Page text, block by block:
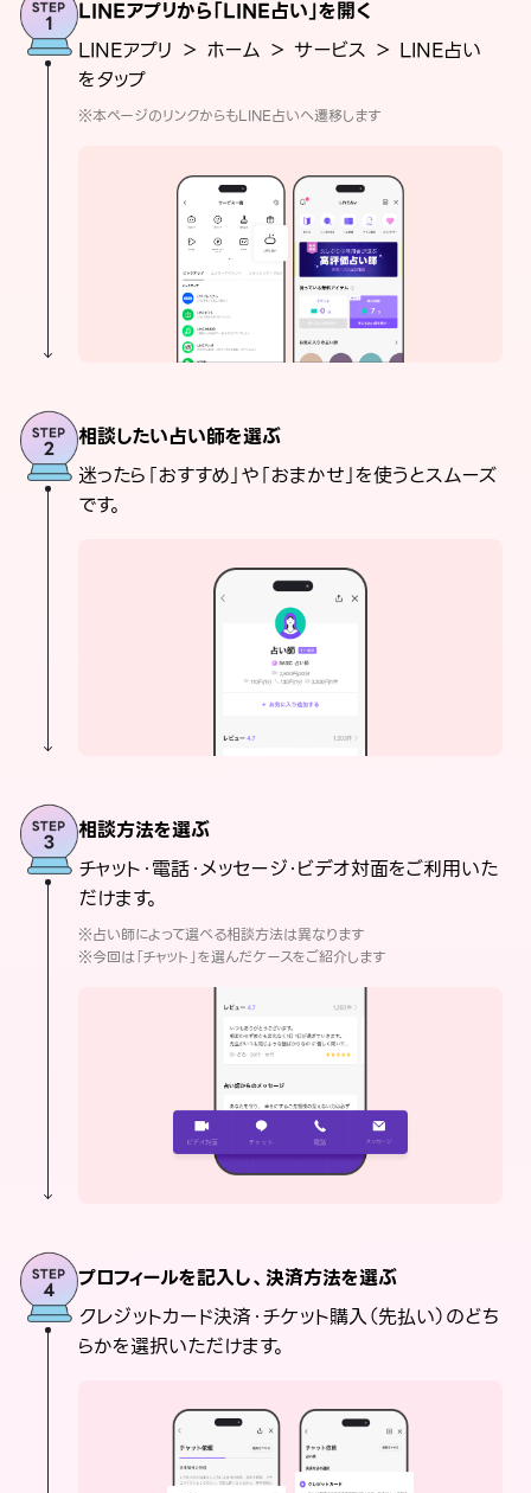
LINEアプリから「LINE占い」を開く
LINEアプリ ＞ ホーム ＞ サービス ＞ LINE占い
をタップ
※本ページのリンクからもLINE占いへ遷移します
相談したい占い師を選ぶ
迷ったら「おすすめ」や「おまかせ」を使うとスムーズ
です。
相談方法を選ぶ
チャット・電話・メッセージ・ビデオ対面をご利用いた
だけます。
※占い師によって選べる相談方法は異なります
※今回は「チャット」を選んだケースをご紹介します
プロフィールを記入し、決済方法を選ぶ
クレジットカード決済・チケット購入（先払い）のどち
らかを選択いただけます。